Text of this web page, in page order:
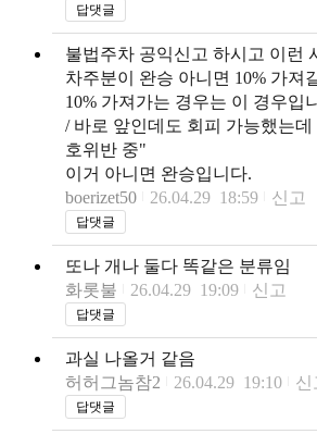
답댓글
불법주차 공익신고 하시고 이런
차주분이 완승 아니면 10% 가져
10% 가져가는 경우는 이 경우입
/ 바로 앞인데도 회피 가능했는데
호위반 중"
이거 아니면 완승입니다.
boerizet50
26.04.29 18:59 신고
답댓글
또나 개나 둘다 똑같은 분류임
화롯불
26.04.29 19:09 신고
답댓글
과실 나올거 같음
허허그놈참2
26.04.29 19:10 신
답댓글